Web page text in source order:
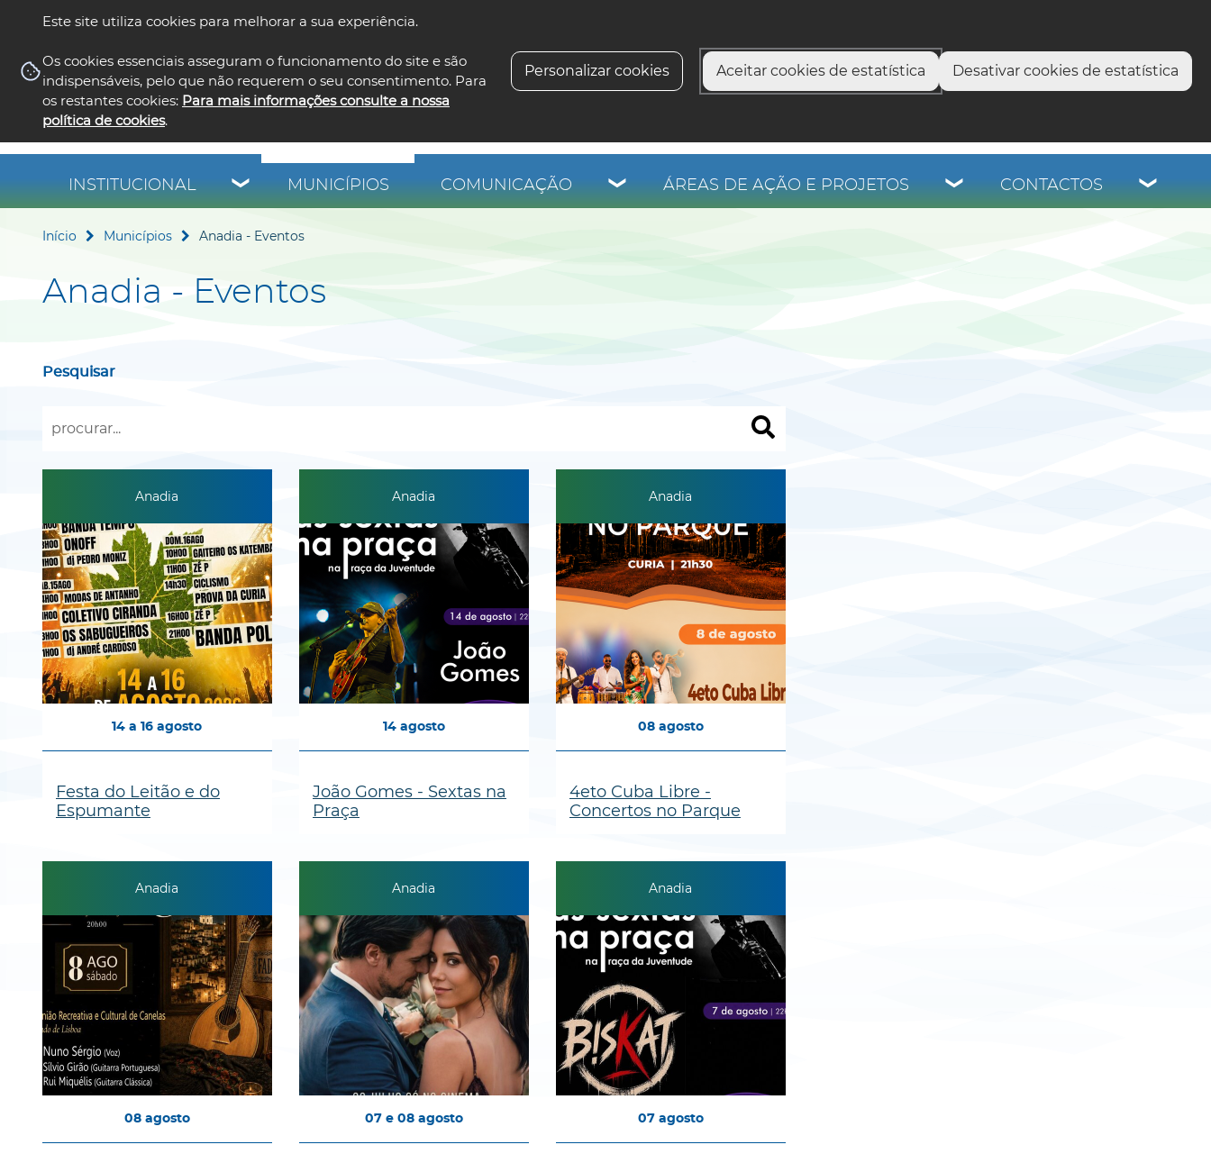
Este site utiliza cookies para melhorar a sua experiência.
Os cookies essenciais asseguram o funcionamento do site e são
indispensáveis, pelo que não requerem o seu consentimento. Para
os restantes cookies: Para mais informações consulte a nossa
política de cookies.
Personalizar cookies Aceitar cookies de estatística Desativar cookies de estatística
INSTITUCIONAL MUNICÍPIOS COMUNICAÇÃO ÁREAS DE AÇÃO E PROJETOS CONTACTOS
Início Municípios Anadia - Eventos
Anadia - Eventos
Pesquisar
Anadia
14 a 16 agosto
Festa do Leitão e do
Espumante
Anadia
14 agosto
João Gomes - Sextas na
Praça
Anadia
08 agosto
4eto Cuba Libre -
Concertos no Parque
Anadia
08 agosto
Anadia
07 e 08 agosto
Anadia
07 agosto